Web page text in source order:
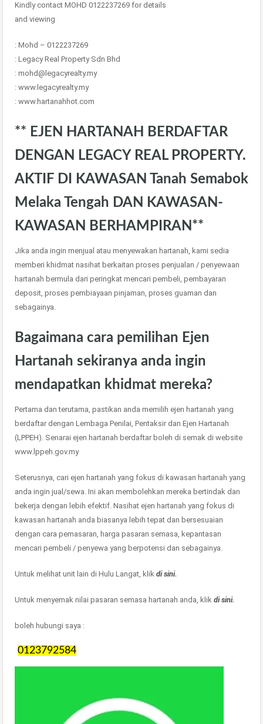
Kindly contact MOHD 0122237269 for details
and viewing
: Mohd – 0122237269
: Legacy Real Property Sdn Bhd
: mohd@legacyrealty.my
: www.legacyrealty.my
: www.hartanahhot.com
** EJEN HARTANAH BERDAFTAR
DENGAN LEGACY REAL PROPERTY.
AKTIF DI KAWASAN Tanah Semabok
Melaka Tengah DAN KAWASAN-
KAWASAN BERHAMPIRAN**
Jika anda ingin menjual atau menyewakan hartanah, kami sedia
memberi khidmat nasihat berkaitan proses penjualan / penyewaan
hartanah bermula dari peringkat mencari pembeli, pembayaran
deposit, proses pembiayaan pinjaman, proses guaman dan
sebagainya.
Bagaimana cara pemilihan Ejen
Hartanah sekiranya anda ingin
mendapatkan khidmat mereka?
Pertama dan terutama, pastikan anda memilih ejen hartanah yang
berdaftar dengan Lembaga Penilai, Pentaksir dan Ejen Hartanah
(LPPEH). Senarai ejen hartanah berdaftar boleh di semak di website
www.lppeh.gov.my
Seterusnya, cari ejen hartanah yang fokus di kawasan hartanah yang
anda ingin jual/sewa. Ini akan membolehkan mereka bertindak dan
bekerja dengan lebih efektif. Nasihat ejen hartanah yang fokus di
kawasan hartanah anda biasanya lebih tepat dan bersesuaian
dengan cara pemasaran, harga pasaran semasa, kepantasan
mencari pembeli / penyewa yang berpotensi dan sebagainya.
Untuk melihat unit lain di Hulu Langat, klik di sini.
Untuk menyemak nilai pasaran semasa hartanah anda, klik di sini.
boleh hubungi saya :
0123792584